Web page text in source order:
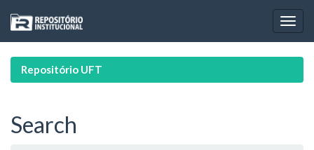
navigation
Repositório UFT
Search